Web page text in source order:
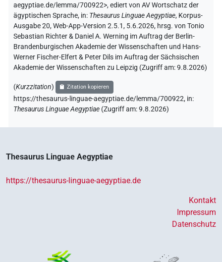
aegyptiae.de/lemma/700922>,ediert von AV Wortschatz der
ägyptischen Sprache, in: Thesaurus Linguae Aegyptiae, Korpus-
Ausgabe 20, Web-App-Version 2.5.1, 5.6.2026, hrsg. von Tonio
Sebastian Richter & Daniel A. Werning im Auftrag der Berlin-
Brandenburgischen Akademie der Wissenschaften und Hans-
Werner Fischer-Elfert & Peter Dils im Auftrag der Sächsischen
Akademie der Wissenschaften zu Leipzig (Zugriff am:9.8.2026)
(Kurzzitation) Zitation kopieren
https://thesaurus-linguae-aegyptiae.de/lemma/700922, in:
Thesaurus Linguae Aegyptiae (Zugriff am:9.8.2026)
Thesaurus Linguae Aegyptiae
https://thesaurus-linguae-aegyptiae.de
Kontakt
Impressum
Datenschutz